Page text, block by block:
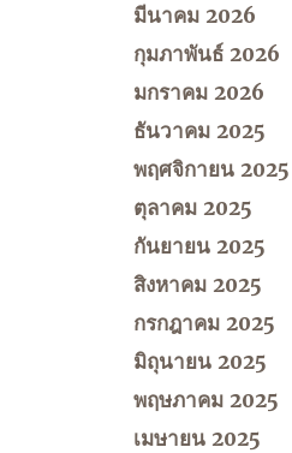
มีนาคม 2026
กุมภาพันธ์ 2026
มกราคม 2026
ธันวาคม 2025
พฤศจิกายน 2025
ตุลาคม 2025
กันยายน 2025
สิงหาคม 2025
กรกฎาคม 2025
มิถุนายน 2025
พฤษภาคม 2025
เมษายน 2025